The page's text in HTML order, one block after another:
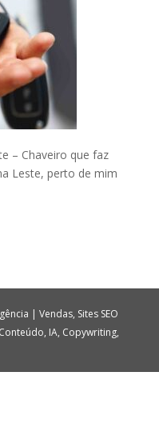
– Chaveiro que faz
Leste, perto de mim
| Vendas, Sites SEO
IA, Copywriting,